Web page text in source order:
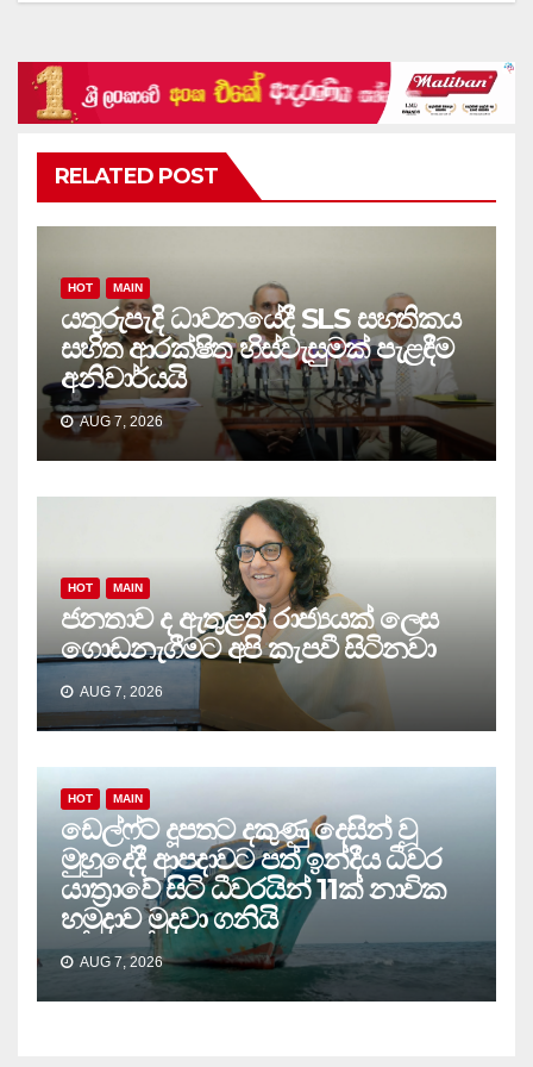
RELATED POST
HOT MAIN
යතුරුපැදි ධාවනයේදී SLS සහතිකය
සහිත ආරක්ෂිත හිස්වැසුමක් පැළඳීම
අනිවාර්යයි
AUG 7, 2026
HOT MAIN
ජනතාව ද ඇතුළත් රාජ්‍යයක් ලෙස
ගොඩනැගීමට අපි කැපවී සිටිනවා
AUG 7, 2026
HOT MAIN
ඩෙල්ෆ්ට් දූපතට දකුණු දෙසින් වූ
මුහුදේදී ආපදාවට පත් ඉන්දීය ධීවර
යාත්‍රාවේ සිටි ධීවරයින් 11ක් නාවික
හමුදාව මුදවා ගනියි
AUG 7, 2026